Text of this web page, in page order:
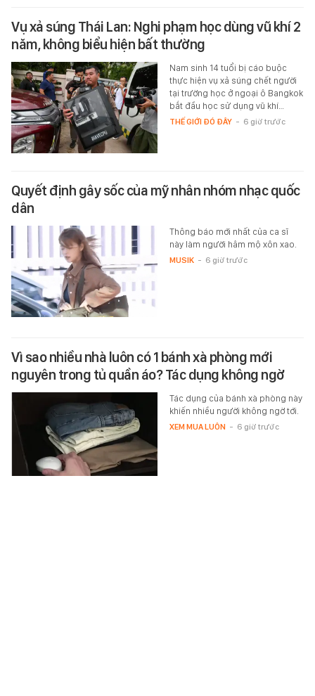
Vụ xả súng Thái Lan: Nghi phạm học dùng vũ khí 2
năm, không biểu hiện bất thường
Nam sinh 14 tuổi bị cáo buộc
thực hiện vụ xả súng chết người
tại trường học ở ngoại ô Bangkok
bắt đầu học sử dụng vũ khí…
THẾ GIỚI ĐÓ ĐÂY - 6 giờ trước
Quyết định gây sốc của mỹ nhân nhóm nhạc quốc
dân
Thông báo mới nhất của ca sĩ
này làm người hâm mộ xôn xao.
MUSIK - 6 giờ trước
Vì sao nhiều nhà luôn có 1 bánh xà phòng mới
nguyên trong tủ quần áo? Tác dụng không ngờ
Tác dụng của bánh xà phòng này
khiến nhiều người không ngờ tới.
XEM MUA LUÔN - 6 giờ trước